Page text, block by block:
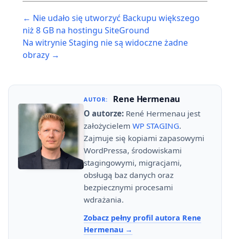
navigation
← Nie udało się utworzyć Backupu większego
niż 8 GB na hostingu SiteGround
Na witrynie Staging nie są widoczne żadne
obrazy →
AUTOR: Rene Hermenau
O autorze: René Hermenau jest
założycielem WP STAGING.
Zajmuje się kopiami zapasowymi
WordPressa, środowiskami
stagingowymi, migracjami,
obsługą baz danych oraz
bezpiecznymi procesami
wdrażania.
Zobacz pełny profil autora Rene
Hermenau